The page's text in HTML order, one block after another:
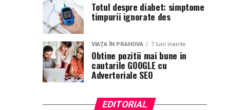
Totul despre diabet: simptome
timpurii ignorate des
VIAȚA ÎN PRAHOVA 7 luni inainte
Obtine pozitii mai bune in
cautarile GOOGLE cu
Advertoriale SEO
EDITORIAL